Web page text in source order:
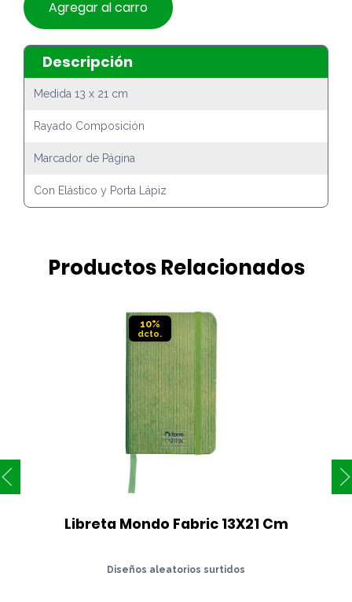
Agregar al carro
Descripción
Medida 13 x 21 cm
Rayado Composición
Marcador de Página
Con Elástico y Porta Lápiz
Productos Relacionados
10%
Libreta Mondo Fabric 13X21 Cm
Diseños aleatorios surtidos